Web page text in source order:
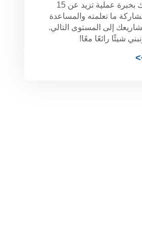
PTS، وكل ذلك بخبرة عملية تزيد عن 15
ما تعلمته والمساعدة
إلى المستوى التالي.
شيئًا رائعًا معًا!